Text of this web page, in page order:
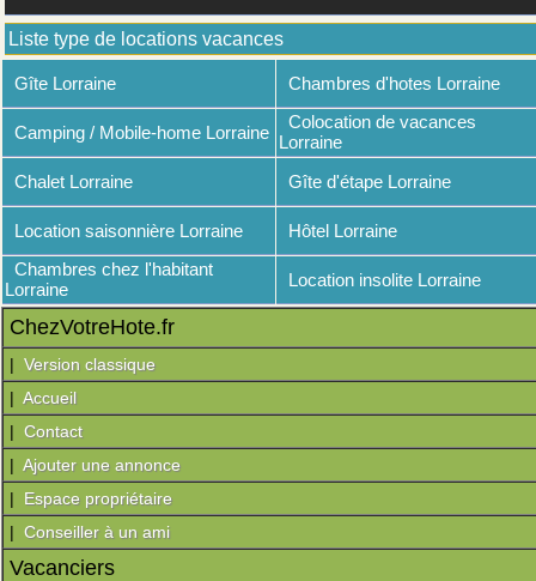
Liste type de locations vacances
Gîte Lorraine Chambres d'hotes Lorraine
Camping / Mobile-home Lorraine
Colocation de vacances
Lorraine
Chalet Lorraine
Gîte d'étape Lorraine
Location saisonnière Lorraine
Hôtel Lorraine
Chambres chez l'habitant
Lorraine
Location insolite Lorraine
ChezVotreHote.fr
| Version classique
| Accueil
| Contact
| Ajouter une annonce
| Espace propriétaire
| Conseiller à un ami
Vacanciers